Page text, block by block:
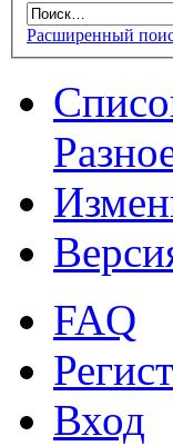
Расширенный
FAQ
Вход